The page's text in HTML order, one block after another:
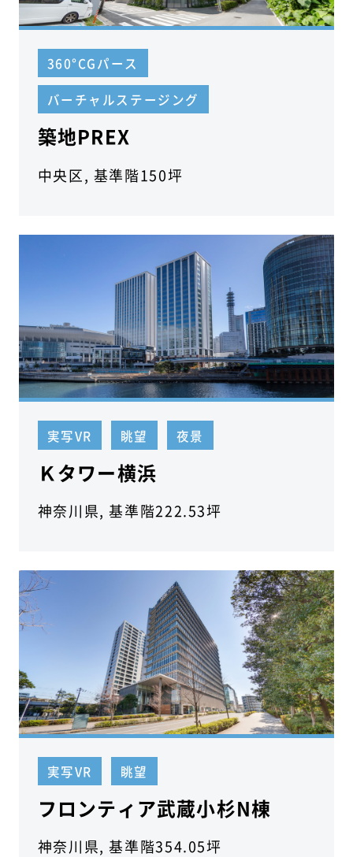
360°CGパース
バーチャルステージング
築地PREX
中央区, 基準階150坪
実写VR 眺望 夜景
Ｋタワー横浜
神奈川県, 基準階222.53坪
実写VR 眺望
フロンティア武蔵小杉N棟
神奈川県, 基準階354.05坪